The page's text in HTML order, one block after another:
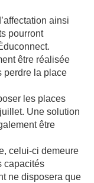
ainsi
pourront
être réalisée
perdre la place
les places
Une solution
être
celui-ci demeure
capacités
ne disposera que